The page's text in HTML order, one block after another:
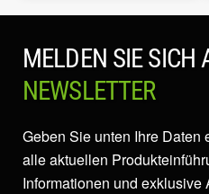
MELDEN SIE SICH
NEWSLETTER
Geben Sie unten Ihre Daten
alle aktuellen
Informationen und exklusive